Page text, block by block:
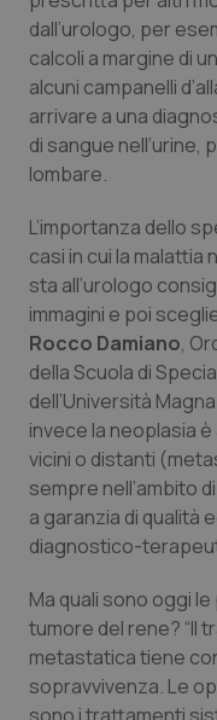
Quotidiano
Quotidiano
Rene &
Sangue &
Tiroide
Tumore al
Tumore
Tumori del
Ulcera &
Vaccini
dall’urologo, per
calcoli a margine di
alcuni campanelli
arrivare a una
di sangue nell’urine,
lombare.
L’importanza dello
casi in cui la malattia
sta all’urologo
immagini e poi
Rocco Damiano,
della Scuola di
dell’Università
invece la neoplasia
vicini o distanti
sempre nell’ambito
a garanzia di qualità
diagnostico-
Ma quali sono oggi
tumore del rene? “Il
metastatica tiene
sopravvivenza. Le